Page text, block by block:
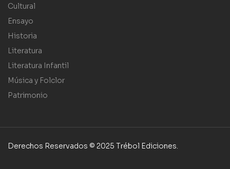
Cultural
Ensayo
Historia
Literatura
Literatura Infantil
Música y Folclor
Patrimonio
Derechos Reservados © 2025 Trébol Ediciones.